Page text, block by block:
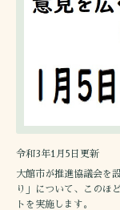
令和3年1月5日更新
大館市が推進協議会を
り」について、このほ
トを実施します。